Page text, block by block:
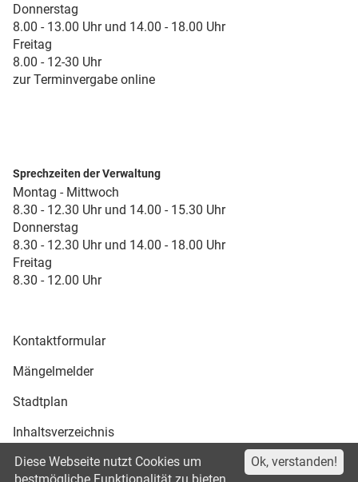
Donnerstag
8.00 - 13.00 Uhr und 14.00 - 18.00 Uhr
Freitag
8.00 - 12-30 Uhr
zur Terminvergabe online
Sprechzeiten der Verwaltung
Montag - Mittwoch
8.30 - 12.30 Uhr und 14.00 - 15.30 Uhr
Donnerstag
8.30 - 12.30 Uhr und 14.00 - 18.00 Uhr
Freitag
8.30 - 12.00 Uhr
Kontaktformular
Mängelmelder
Stadtplan
Inhaltsverzeichnis
Druckansicht
Ok, verstanden!
Diese Webseite nutzt Cookies um